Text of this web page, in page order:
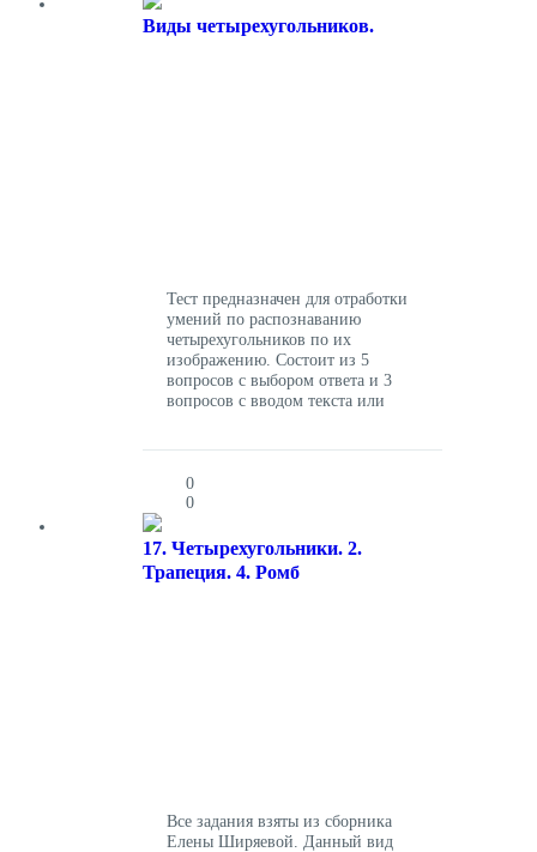
Виды четырехугольников.
Тест предназначен для отработки
умений по распознаванию
четырехугольников по их
изображению. Состоит из 5
вопросов с выбором ответа и 3
вопросов с вводом текста или
0
0
17. Четырехугольники. 2.
Трапеция. 4. Ромб
Все задания взяты из сборника
Елены Ширяевой. Данный вид